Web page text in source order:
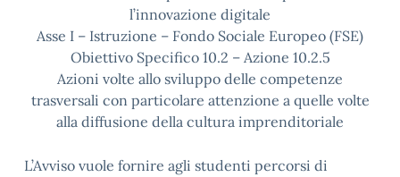
l’innovazione digitale
Asse I – Istruzione – Fondo Sociale Europeo (FSE)
Obiettivo Specifico 10.2 – Azione 10.2.5
Azioni volte allo sviluppo delle competenze
trasversali con particolare attenzione a quelle volte
alla diffusione della cultura imprenditoriale
L’Avviso vuole fornire agli studenti percorsi di